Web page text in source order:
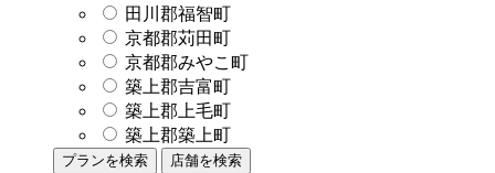
田川郡福智町
京都郡苅田町
京都郡みやこ町
築上郡吉富町
築上郡上毛町
築上郡築上町
プランを検索 店舗を検索